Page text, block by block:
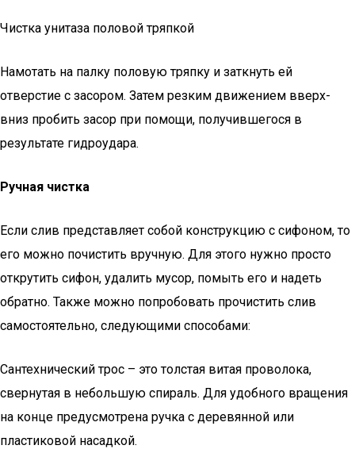
Чистка унитаза половой тряпкой
Намотать на палку половую тряпку и заткнуть ей
отверстие с засором. Затем резким движением вверх-
вниз пробить засор при помощи, получившегося в
результате гидроудара.
Ручная чистка
Если слив представляет собой конструкцию с сифоном, то
его можно почистить вручную. Для этого нужно просто
открутить сифон, удалить мусор, помыть его и надеть
обратно. Также можно попробовать прочистить слив
самостоятельно, следующими способами:
Сантехнический трос – это толстая витая проволока,
свернутая в небольшую спираль. Для удобного вращения
на конце предусмотрена ручка с деревянной или
пластиковой насадкой.